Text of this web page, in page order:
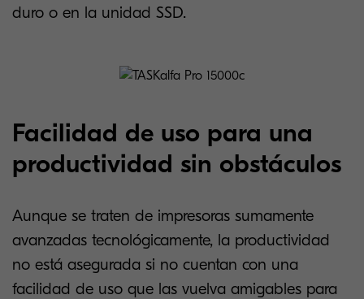
duro o en la unidad SSD.
Facilidad de uso para una
productividad sin obstáculos
Aunque se traten de impresoras sumamente
avanzadas tecnológicamente, la productividad
no está asegurada si no cuentan con una
facilidad de uso que las vuelva amigables para